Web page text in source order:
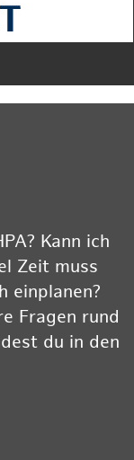
Kann ich
Zeit muss
einplanen?
Fragen rund
du in den